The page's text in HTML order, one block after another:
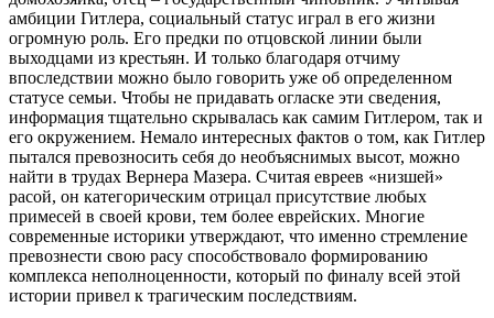
амбиции Гитлера, социальный статус играл в его жизни
огромную роль. Его предки по отцовской линии были
выходцами из крестьян. И только благодаря отчиму
впоследствии можно было говорить уже об определенном
статусе семьи. Чтобы не придавать огласке эти сведения,
информация тщательно скрывалась как самим Гитлером, так и
его окружением. Немало интересных фактов о том, как Гитлер
пытался превозносить себя до необъяснимых высот, можно
найти в трудах Вернера Мазера. Считая евреев «низшей»
расой, он категорическим отрицал присутствие любых
примесей в своей крови, тем более еврейских. Многие
современные историки утверждают, что именно стремление
превознести свою расу способствовало формированию
комплекса неполноценности, который по финалу всей этой
истории привел к трагическим последствиям.